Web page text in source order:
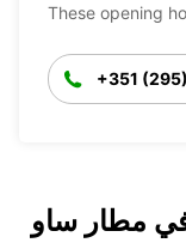
These opening
+351
في مطار ساو